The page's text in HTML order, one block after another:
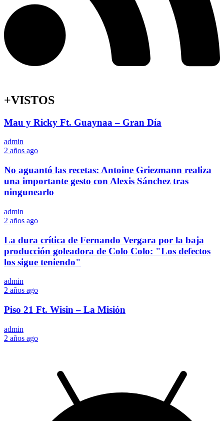
+VISTOS
Mau y Ricky Ft. Guaynaa – Gran Día
admin
2 años ago
No aguantó las recetas: Antoine Griezmann realiza
una importante gesto con Alexis Sánchez tras
ningunearlo
admin
2 años ago
La dura crítica de Fernando Vergara por la baja
producción goleadora de Colo Colo: "Los defectos
los sigue teniendo"
admin
2 años ago
Piso 21 Ft. Wisin – La Misión
admin
2 años ago